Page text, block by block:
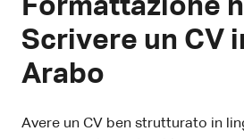
Formattazione
Scrivere un CV
Arabo
Avere un CV ben strutturato in